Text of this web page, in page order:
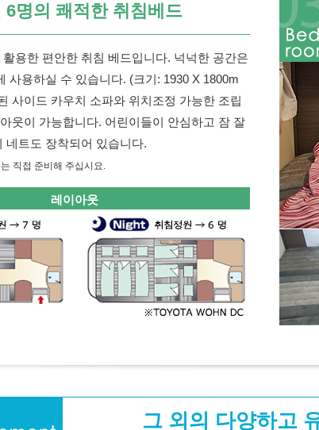
6명의 쾌적한 취침베드
용한 편안한 취침 베드입니다. 넉넉한 공간은
사용하실 수 있습니다. (크기: 1930 X 1800m
사이드 카우치 소파와 위치조정 가능한 조립
웃이 가능합니다. 어린이들이 안심하고 잠 잘
네트도 장착되어 있습니다.
직접 준비해 주십시요.
레이아웃
그 외의 다양하고